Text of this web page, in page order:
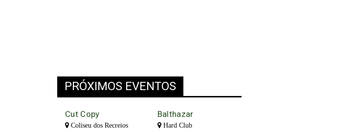
PRÓXIMOS EVENTOS
Cut Copy
Coliseu dos Recreios
Balthazar
Hard Club